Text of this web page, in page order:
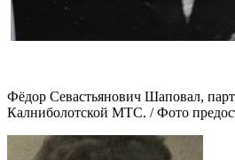
Фёдор Севастьянович Шаповал,
Калниболотской МТС. / Фото